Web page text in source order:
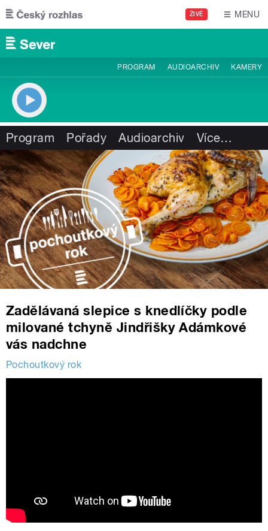
Přejít k hlavnímu obsahu
ŽIVĚ MENU
PROGRAM AUDIOARCHIV KAMERY
Program Pořady Audioarchiv Více…
Zadělávaná slepice s knedlíčky podle
milované tchyně Jindřišky Adámkové
vás nadchne
Pochoutkový rok